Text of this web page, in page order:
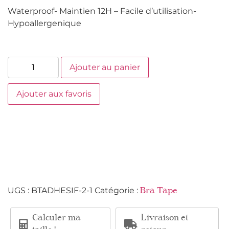
Waterproof- Maintien 12H – Facile d’utilisation-
Hypoallergenique
Ajouter au panier
Ajouter aux favoris
UGS : BTADHESIF-2-1 Catégorie : Bra Tape
Calculer ma
Livraison et